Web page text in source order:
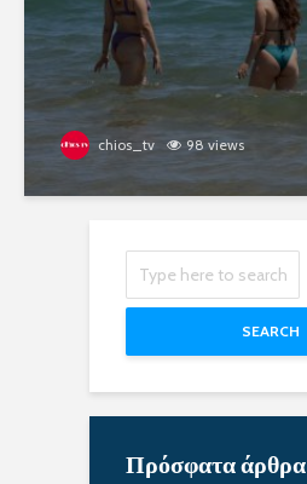
chios_tv 98 views
SEARCH
Πρόσφατα άρθρα